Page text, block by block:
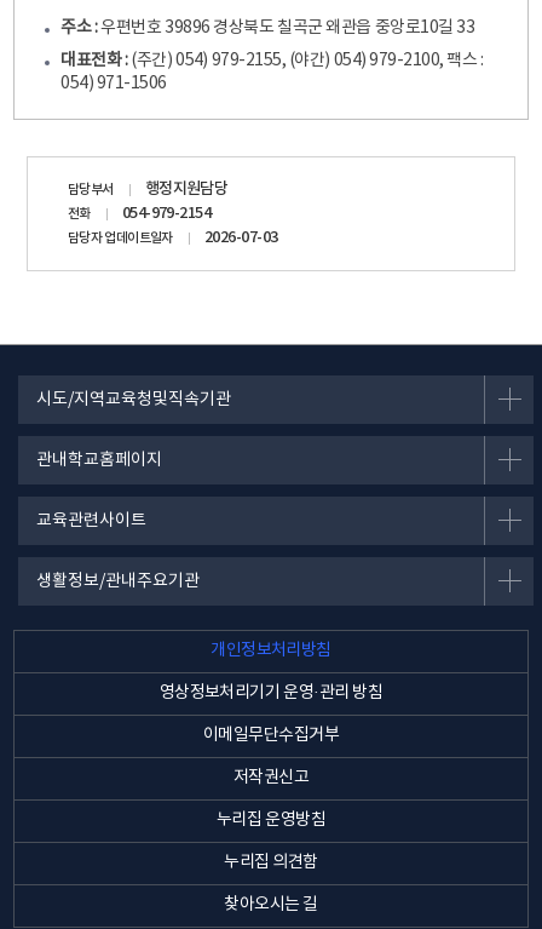
주소 :우편번호 39896 경상북도 칠곡군 왜관읍 중앙로10길 33
대표전화 :(주간) 054) 979-2155, (야간) 054) 979-2100, 팩스 :
054) 971-1506
담당부서 행정지원담당
전화 054-979-2154
담당자 업데이트일자 2026-07-03
시도/지역교육청및직속기관
관내학교홈페이지
교육관련사이트
생활정보/관내주요기관
개인정보처리방침
영상정보처리기기 운영·관리 방침
이메일무단수집거부
저작권신고
누리집 운영방침
누리집 의견함
찾아오시는 길